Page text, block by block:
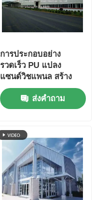
การประกอบอย่าง
รวดเร็ว PU แปลง
แซนด์วิชแพนล สร้าง
จากเหล็ก
ส่งคำถาม